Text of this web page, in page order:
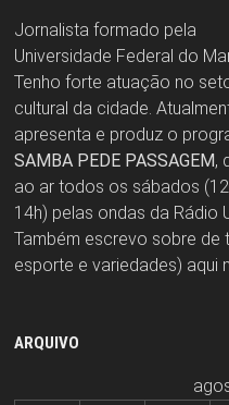
Jornalista formado pela
Universidade Federal do
Tenho forte atuação no
cultural da cidade.
apresenta e produz o
SAMBA PEDE PASSAGEM,
ao ar todos os sábados
14h) pelas ondas da Rádio
Também escrevo sobre de
esporte e variedades) aqui
ARQUIVO